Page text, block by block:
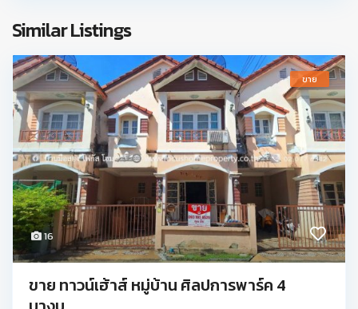
Similar Listings
16
ขาย
ขาย ทาวน์เฮ้าส์ หมู่บ้าน ศิลปการพาร์ค 4